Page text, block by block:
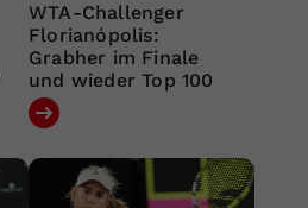
WTA-Challenger
Florianópolis:
Grabher im Finale
und wieder Top 100